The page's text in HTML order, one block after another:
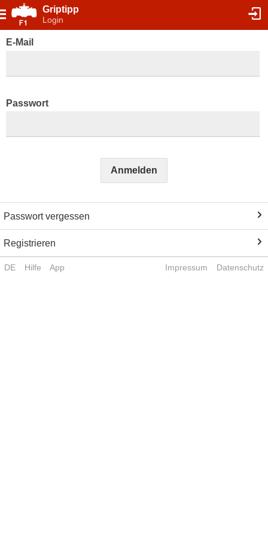
Griptipp
Login
E-Mail
Passwort
Anmelden
Passwort vergessen
Registrieren
DE Hilfe App Impressum Datenschutz